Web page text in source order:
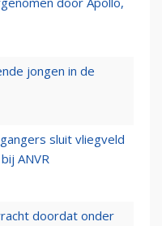
jongen in de
sluit vliegveld
ANVR
doordat onder